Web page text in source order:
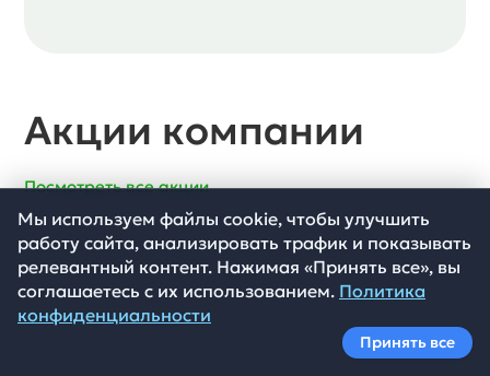
Акции компании
Посмотреть все акции
Мы используем файлы cookie, чтобы улучшить
работу сайта, анализировать трафик и показывать
релевантный контент. Нажимая «Принять все», вы
соглашаетесь с их использованием. Политика
конфиденциальности
Принять все